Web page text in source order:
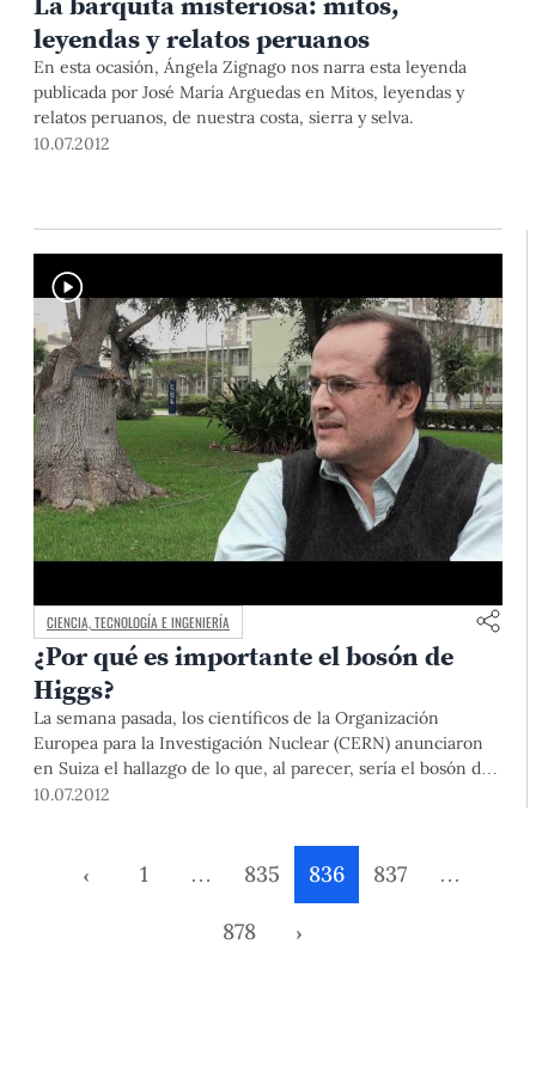
leyendas y relatos peruanos
En esta ocasión, Ángela Zignago nos narra esta leyenda
publicada por José María Arguedas en Mitos, leyendas y
relatos peruanos, de nuestra costa, sierra y selva.
10.07.2012
CIENCIA, TECNOLOGÍA E INGENIERÍA
¿Por qué es importante el bosón de
Higgs?
La semana pasada, los científicos de la Organización
Europea para la Investigación Nuclear (CERN) anunciaron
en Suiza el hallazgo de lo que, al parecer, sería el bosón de
Higgs, la pieza que faltaba en el estudio de la física
formó el Universo. Al respecto, conversamos con […]
10.07.2012
‹ 1 … 835 836 837 …
878 ›